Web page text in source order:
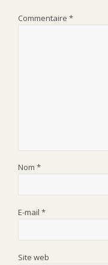
Commentaire *
Nom *
E-mail *
Site web